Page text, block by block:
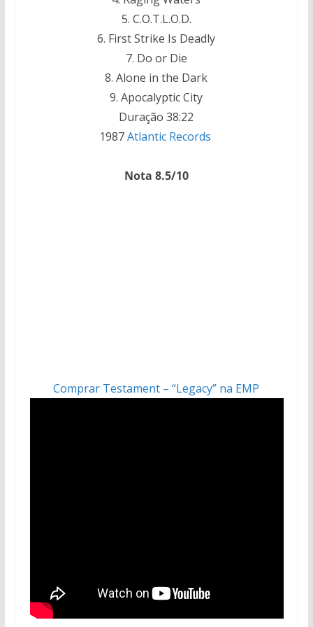
5. C.O.T.L.O.D.
6. First Strike Is Deadly
7. Do or Die
8. Alone in the Dark
9. Apocalyptic City
Duração 38:22
1987Atlantic Records
Nota 8.5/10
Comprar Testament – “Legacy” na EMP